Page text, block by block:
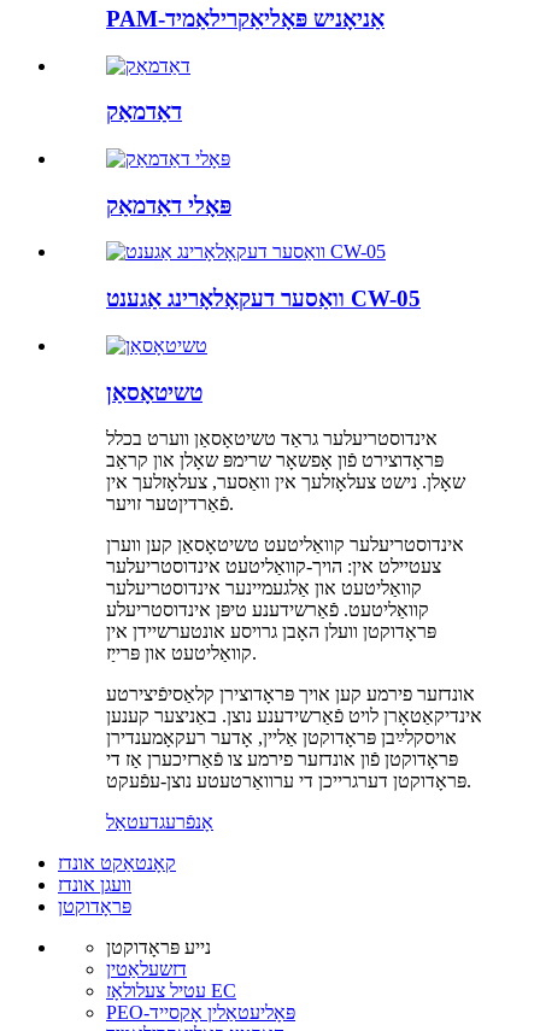
PAM-אַניאָניש פּאָליאַקרילאַמיד
דאַדמאַק
פּאָלי דאַדמאַק
וואַסער דעקאָלאָרינג אַגענט CW-05
טשיטאָסאַן
אינדוסטריעלער גראַד טשיטאָסאַן ווערט בכלל
פּראָדוצירט פֿון אָפשאָר שרימפּ שאָלן און קראַב
שאָלן. נישט צעלאָזלעך אין וואַסער, צעלאָזלעך אין
פֿאַרדיןטער זויער.
אינדוסטריעלער קוואַליטעט טשיטאָסאַן קען ווערן
צעטיילט אין: הויך-קוואַליטעט אינדוסטריעלער
קוואַליטעט און אַלגעמיינער אינדוסטריעלער
קוואַליטעט. פֿאַרשידענע טיפּן אינדוסטריעלע
פּראָדוקטן וועלן האָבן גרויסע אונטערשיידן אין
קוואַליטעט און פּרייַז.
אונדזער פירמע קען אויך פּראָדוצירן קלאַסיפֿיצירטע
אינדיקאַטאָרן לויט פֿאַרשידענע נוצן. באַניצער קענען
אויסקלײַבן פּראָדוקטן אַליין, אָדער רעקאָמענדירן
פּראָדוקטן פֿון אונדזער פירמע צו פֿאַרזיכערן אַז די
פּראָדוקטן דערגרייכן די ערוואַרטעטע נוצן-עפֿעקט.
אָנפֿרעגדעטאַל
קאָנטאַקט אונדז
וועגן אונדז
פּראָדוקטן
נייע פּראָדוקטן
דזשעלאַטין
עטיל צעלולאָז EC
PEO-פּאָליעטאַלין אָקסייד